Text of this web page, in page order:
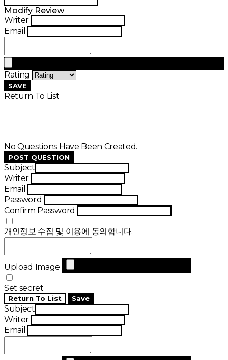
Modify Review
Writer
Email
Rating
SAVE
Return To List
No Questions Have Been Created.
POST QUESTION
Subject
Writer
Email
Password
Confirm Password
개인정보 수집 및 이용에 동의합니다.
Upload Image
Set secret
Return To List Save
Subject
Writer
Email